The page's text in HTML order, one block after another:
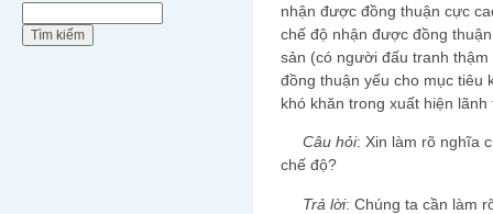
nhận được đồng thuận cực
chế độ nhận được đồng
sản (có người đấu tranh
đồng thuận yếu cho mục tiêu
khó khăn trong xuất hiện lãnh
Câu hỏi: Xin làm rõ nghĩa
chế độ?
Trả lời: Chúng ta cần làm